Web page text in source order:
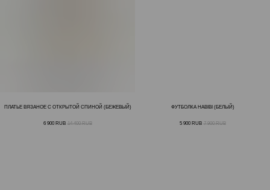
ПЛАТЬЕ ВЯЗАНОЕ С ОТКРЫТОЙ СПИНОЙ (БЕЖЕВЫЙ)
6 900 RUB 14 400 RUB
ФУТБОЛКА HABIBI (БЕЛЫЙ)
5 900 RUB 7 900 RUB